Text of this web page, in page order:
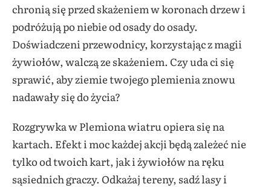
chronią się przed skażeniem w koronach drzew i
podróżują po niebie od osady do osady.
Doświadczeni przewodnicy, korzystając z magii
żywiołów, walczą ze skażeniem. Czy uda ci się
sprawić, aby ziemie twojego plemienia znowu
nadawały się do życia?
Rozgrywka w Plemiona wiatru opiera się na
kartach. Efekt i moc każdej akcji będą zależeć nie
tylko od twoich kart, jak i żywiołów na ręku
sąsiednich graczy. Odkażaj tereny, sadź lasy i